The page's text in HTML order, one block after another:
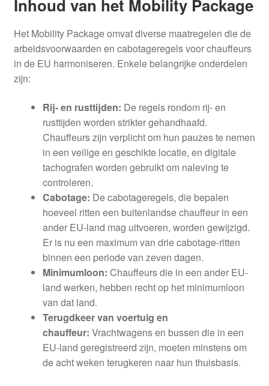
Inhoud van het Mobility Package
Het Mobility Package omvat diverse maatregelen die de
arbeidsvoorwaarden en cabotageregels voor chauffeurs
in de EU harmoniseren. Enkele belangrijke onderdelen
zijn:
Rij- en rusttijden: De regels rondom rij- en
rusttijden worden strikter gehandhaafd.
Chauffeurs zijn verplicht om hun pauzes te nemen
in een veilige en geschikte locatie, en digitale
tachografen worden gebruikt om naleving te
controleren.
Cabotage: De cabotageregels, die bepalen
hoeveel ritten een buitenlandse chauffeur in een
ander EU-land mag uitvoeren, worden gewijzigd.
Er is nu een maximum van drie cabotage-ritten
binnen een periode van zeven dagen.
Minimumloon: Chauffeurs die in een ander EU-
land werken, hebben recht op het minimumloon
van dat land.
Terugdkeer van voertuig en
chauffeur: Vrachtwagens en bussen die in een
EU-land geregistreerd zijn, moeten minstens om
de acht weken terugkeren naar hun thuisbasis.